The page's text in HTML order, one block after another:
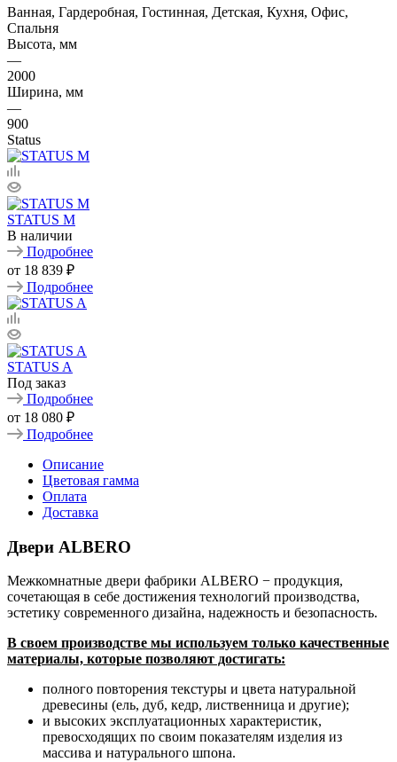
Ванная, Гардеробная, Гостинная, Детская, Кухня, Офис,
Спальня
Высота, мм
—
2000
Ширина, мм
—
900
Status
STATUS M
В наличии
Подробнее
от 18 839 ₽
Подробнее
STATUS A
Под заказ
Подробнее
от 18 080 ₽
Подробнее
Описание
Цветовая гамма
Оплата
Доставка
Двери ALBERO
Межкомнатные двери фабрики ALBERO − продукция,
сочетающая в себе достижения технологий производства,
эстетику современного дизайна, надежность и безопасность.
В своем производстве мы используем только качественные
материалы, которые позволяют достигать:
полного повторения текстуры и цвета натуральной
древесины (ель, дуб, кедр, лиственница и другие);
и высоких эксплуатационных характеристик,
превосходящих по своим показателям изделия из
массива и натурального шпона.